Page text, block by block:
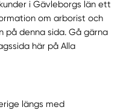
i Gävleborgs län ett
om arborist och
på denna sida. Gå gärna
här på Alla
längs med